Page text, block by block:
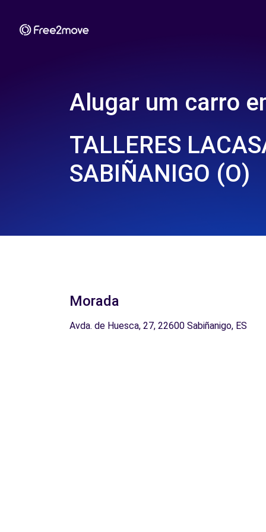
Alugar um carro
TALLERES
SABIÑANIGO (O)
Morada
Avda. de Huesca, 27, 22600 Sabiñanigo, ES